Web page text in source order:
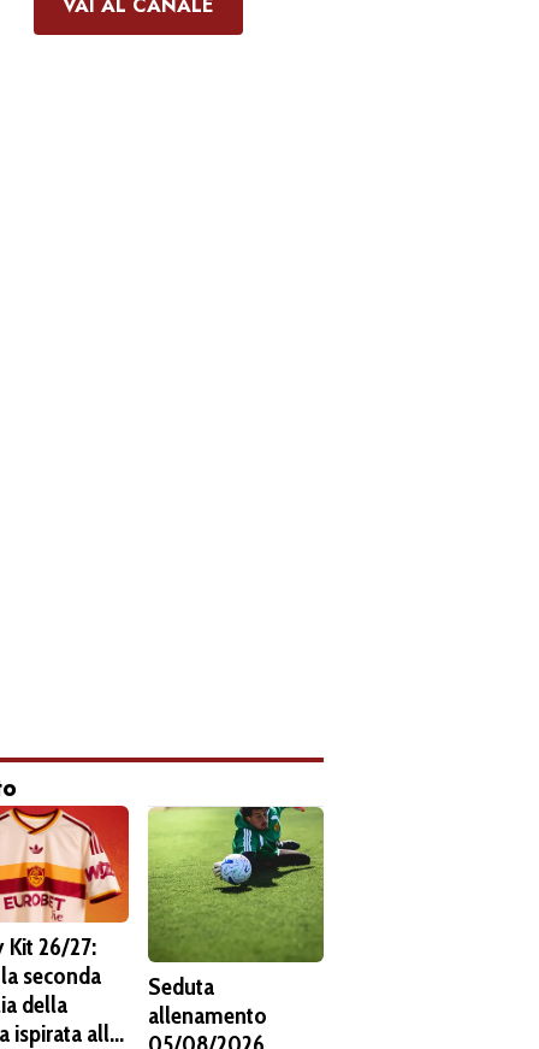
Kit 26/27:
seconda
della
ispirata alla
Seduta
allenamento